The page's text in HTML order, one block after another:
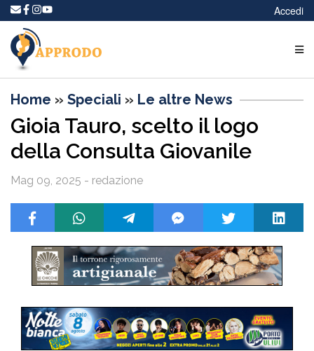
Accedi
Home » Speciali » Le altre News
Gioia Tauro, scelto il logo
della Consulta Giovanile
Mag 09, 2025 - redazione